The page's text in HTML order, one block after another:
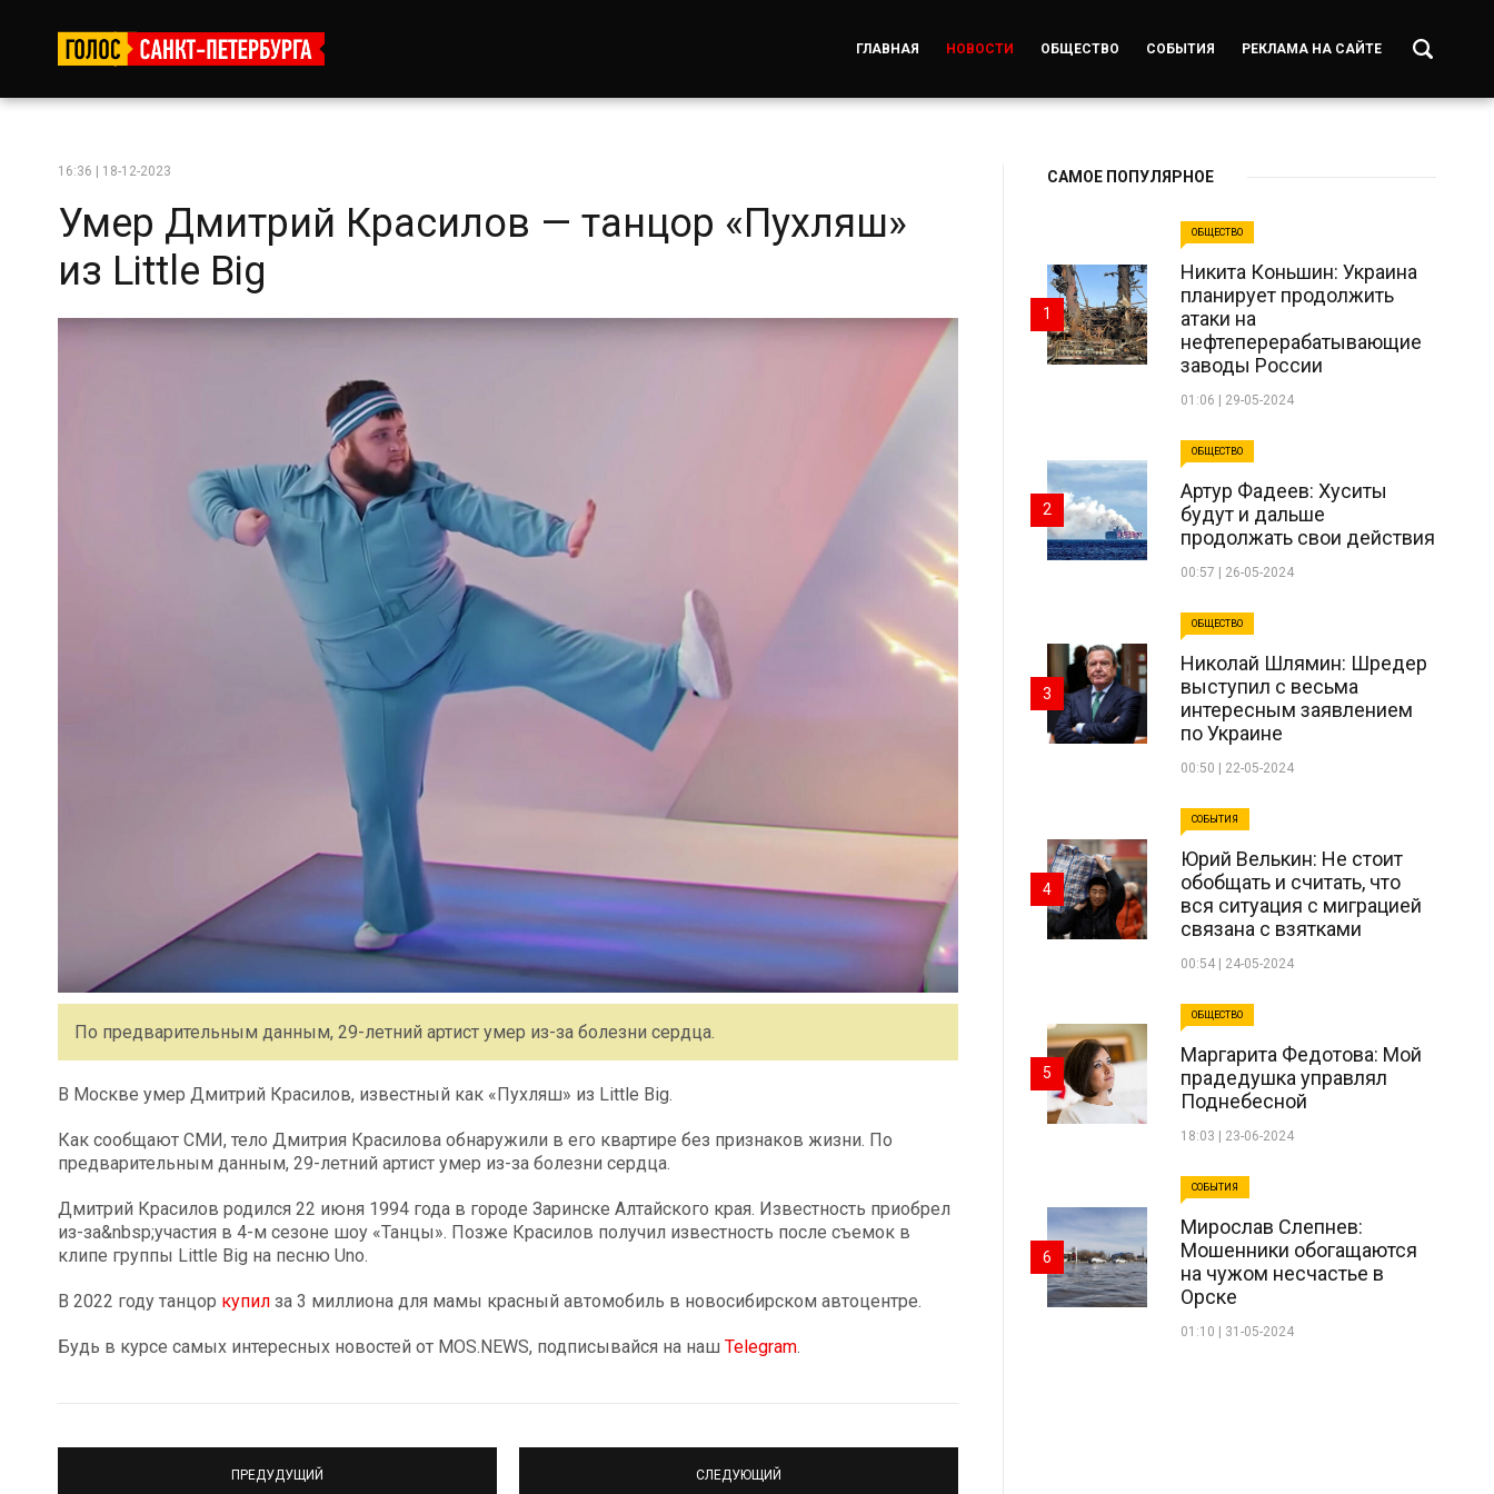
ГЛАВНАЯ НОВОСТИ ОБЩЕСТВО СОБЫТИЯ РЕКЛАМА НА САЙТЕ
16:36 | 18-12-2023
Умер Дмитрий Красилов — танцор «Пухляш»
из Little Big
По предварительным данным, 29-летний артист умер из-за болезни сердца.
В Москве умер Дмитрий Красилов, известный как «Пухляш» из Little Big.
Как сообщают СМИ, тело Дмитрия Красилова обнаружили в его квартире без признаков жизни. По
предварительным данным, 29-летний артист умер из-за болезни сердца.
Дмитрий Красилов родился 22 июня 1994 года в городе Заринске Алтайского края. Известность приобрел
из-за&nbsp;участия в 4-м сезоне шоу «Танцы». Позже Красилов получил известность после съемок в
клипе группы Little Big на песню Uno.
В 2022 году танцор купил за 3 миллиона для мамы красный автомобиль в новосибирском автоцентре.
Будь в курсе самых интересных новостей от MOS.NEWS, подписывайся на наш Telegram.
ПРЕДУДУЩИЙ СЛЕДУЮЩИЙ
САМОЕ ПОПУЛЯРНОЕ
ОБЩЕСТВО
Никита Коньшин: Украина
планирует продолжить
атаки на
нефтеперерабатывающие
заводы России
01:06 | 29-05-2024
1
ОБЩЕСТВО
Артур Фадеев: Хуситы
будут и дальше
продолжать свои действия
00:57 | 26-05-2024
2
ОБЩЕСТВО
Николай Шлямин: Шредер
выступил с весьма
интересным заявлением
по Украине
00:50 | 22-05-2024
3
СОБЫТИЯ
Юрий Велькин: Не стоит
обобщать и считать, что
вся ситуация с миграцией
связана с взятками
00:54 | 24-05-2024
4
ОБЩЕСТВО
Маргарита Федотова: Мой
прадедушка управлял
Поднебесной
18:03 | 23-06-2024
5
СОБЫТИЯ
Мирослав Слепнев:
Мошенники обогащаются
на чужом несчастье в
Орске
01:10 | 31-05-2024
6